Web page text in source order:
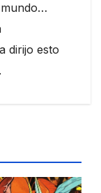
dirijo esto